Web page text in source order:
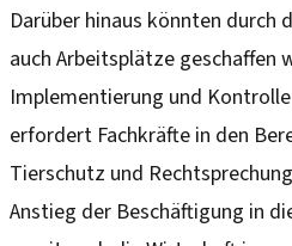
Darüber hinaus könnten durch
auch Arbeitsplätze geschaffen
Implementierung und
erfordert Fachkräfte in den
Tierschutz und
Anstieg der Beschäftigung in